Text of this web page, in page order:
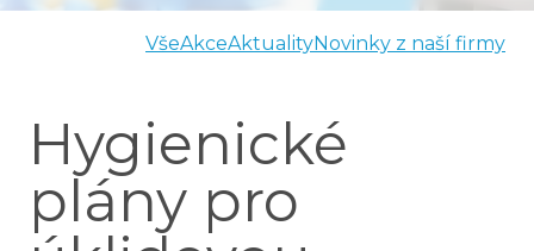
VšeAkceAktualityNovinky z naší firmy
Hygienické
plány pro